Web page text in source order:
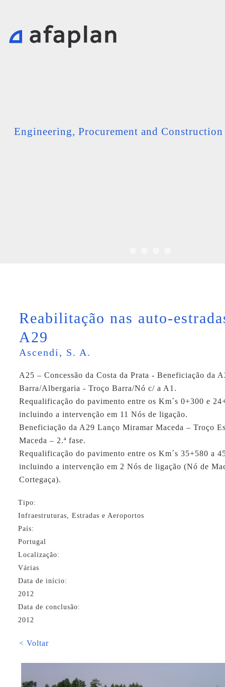
Engineering, Procurement and Construction
Reabilitação nas auto-
A29
Ascendi, S. A.
A25 – Concessão da Costa da Prata - Beneficiação da
Barra/Albergaria - Troço Barra/Nó c/ a A1.
Requalificação do pavimento entre os Km´s 0+300 e
incluindo a intervenção em 11 Nós de ligação.
Beneficiação da A29 Lanço Miramar Maceda – Troço
Maceda – 2.ª fase.
Requalificação do pavimento entre os Km´s 35+580 a
incluindo a intervenção em 2 Nós de ligação (Nó de
Cortegaça).
Tipo:
Infraestruturas, Estradas e Aeroportos
País:
Portugal
Localização:
Várias
Data de início:
2012
Data de conclusão:
2012
< Voltar